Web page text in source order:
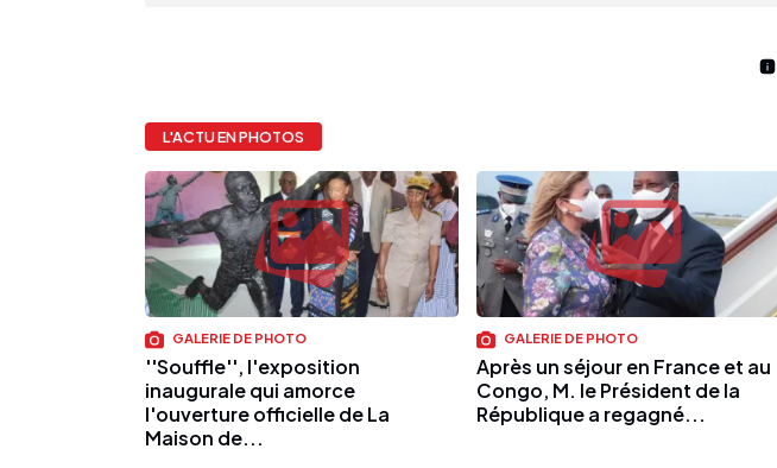
L'ACTU EN PHOTOS
GALERIE DE PHOTO
''Souffle'', l'exposition
inaugurale qui amorce
l'ouverture officielle de La
Maison de...
GALERIE DE PHOTO
Après un séjour en France et au
Congo, M. le Président de la
République a regagné...